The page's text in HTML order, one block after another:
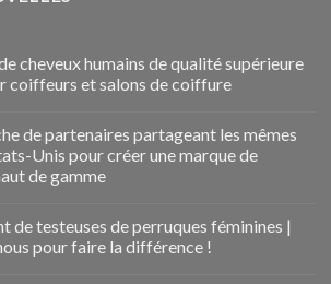
cheveux humains de qualité supérieure
coiffeurs et salons de coiffure
de partenaires partageant les mêmes
Unis pour créer une marque de
de gamme
de testeuses de perruques féminines |
pour faire la différence !